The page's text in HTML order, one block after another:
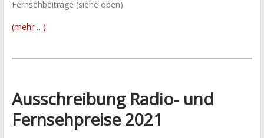
Fernsehbeiträge (siehe oben).
(mehr …)
Ausschreibung Radio- und
Fernsehpreise 2021